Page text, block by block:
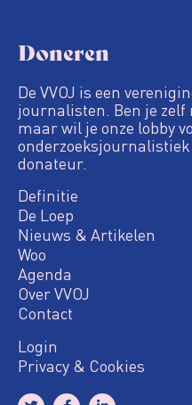
Doneren
De VVOJ is een
journalisten. Ben je
maar wil je onze lobby
onderzoeksjournalistiek
donateur.
Definitie
De Loep
Nieuws & Artikelen
Woo
Agenda
Over VVOJ
Contact
Login
Privacy & Cookies